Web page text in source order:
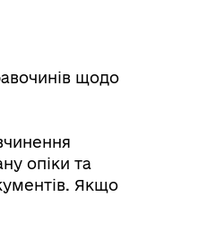
щодо
опіки та
Якщо